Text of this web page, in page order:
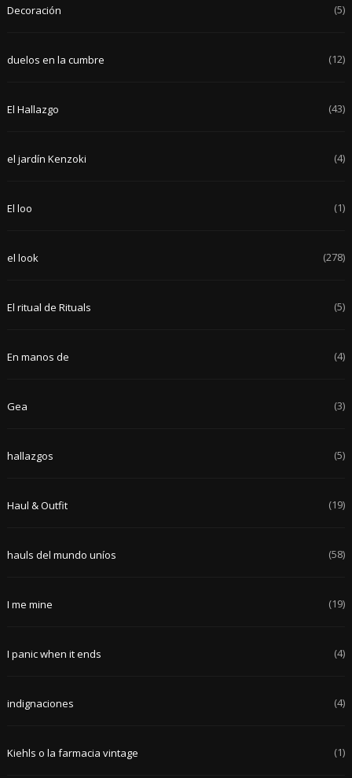
Decoración (5)
duelos en la cumbre (12)
El Hallazgo (43)
el jardín Kenzoki (4)
El loo (1)
el look (278)
El ritual de Rituals (5)
En manos de (4)
Gea (3)
hallazgos (5)
Haul & Outfit (19)
hauls del mundo uníos (58)
I me mine (19)
I panic when it ends (4)
indignaciones (4)
Kiehls o la farmacia vintage (1)